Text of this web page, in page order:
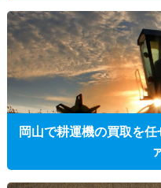
岡山で耕運機の買取を